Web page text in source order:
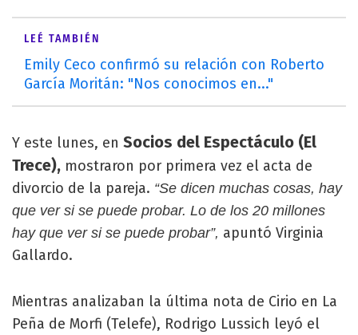
LEÉ TAMBIÉN
Emily Ceco confirmó su relación con Roberto
García Moritán: "Nos conocimos en..."
Y este lunes, en Socios del Espectáculo (El
Trece), mostraron por primera vez el acta de
divorcio de la pareja. “Se dicen muchas cosas, hay
que ver si se puede probar. Lo de los 20 millones
hay que ver si se puede probar”, apuntó Virginia
Gallardo.
Mientras analizaban la última nota de Cirio en La
Peña de Morfi (Telefe), Rodrigo Lussich leyó el